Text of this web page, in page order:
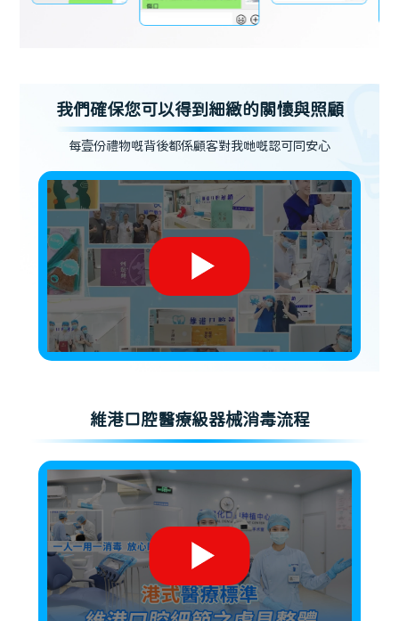
我們確保您可以得到細緻的關懷與照顧
每壹份禮物嘅背後都係顧客對我哋嘅認可同安心
維港口腔醫療級器械消毒流程